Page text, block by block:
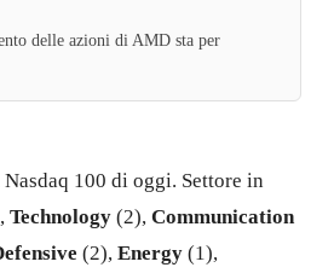
delle azioni di AMD sta per
100 di oggi. Settore in
Technology (2), Communication
(2), Energy (1),